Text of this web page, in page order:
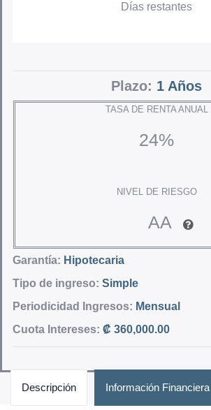
Días restantes
Plazo: 1 Años
TASA DE RENTA ANUAL
24%
NIVEL DE RIESGO
AA
Garantía: Hipotecaria
Tipo de ingreso: Simple
Periodicidad Ingresos: Mensual
Cuota Intereses: ₡ 360,000.00
Descripción Información Financiera